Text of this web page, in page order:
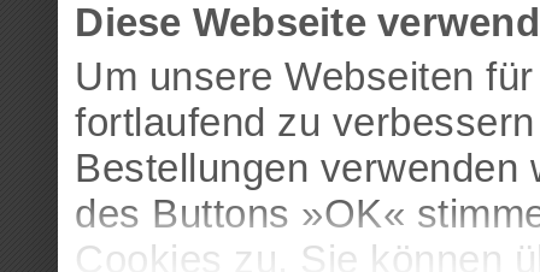
Diese Webseite
Um unsere Webseiten
fortlaufend zu
Bestellungen
des Buttons »OK«
Cookies zu. Sie können